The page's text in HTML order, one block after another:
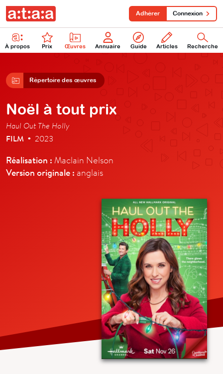
À propos Prix Œuvres Annuaire Guide Articles Recherche
Adhérer Connexion
Répertoire des œuvres
Noël à tout prix
Haul Out The Holly
FILM • 2023
Réalisation : Maclain Nelson
Version originale : anglais